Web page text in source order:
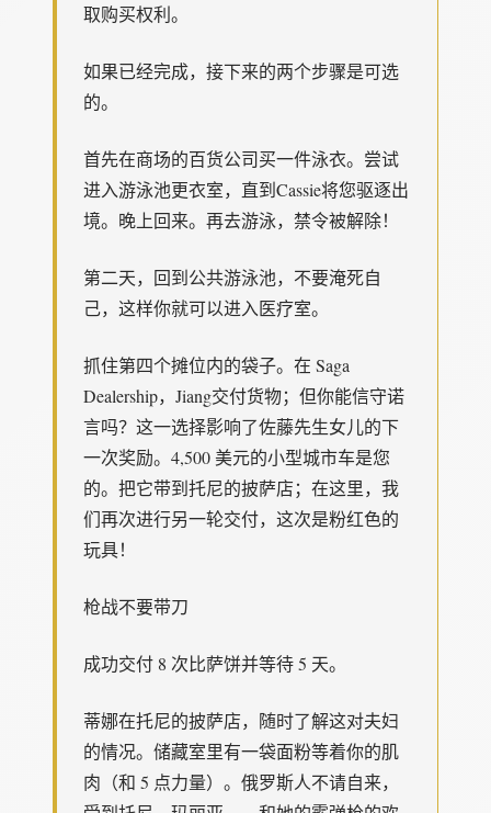
取购买权利。
如果已经完成，接下来的两个步骤是可选
的。
首先在商场的百货公司买一件泳衣。尝试
进入游泳池更衣室，直到Cassie将您驱逐出
境。晚上回来。再去游泳，禁令被解除！
第二天，回到公共游泳池，不要淹死自
己，这样你就可以进入医疗室。
抓住第四个摊位内的袋子。在 Saga
Dealership，Jiang交付货物；但你能信守诺
言吗？这一选择影响了佐藤先生女儿的下
一次奖励。4,500 美元的小型城市车是您
的。把它带到托尼的披萨店；在这里，我
们再次进行另一轮交付，这次是粉红色的
玩具！
枪战不要带刀
成功交付 8 次比萨饼并等待 5 天。
蒂娜在托尼的披萨店，随时了解这对夫妇
的情况。储藏室里有一袋面粉等着你的肌
肉（和 5 点力量）。俄罗斯人不请自来，